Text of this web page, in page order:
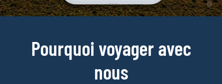
Pourquoi voyager avec
nous